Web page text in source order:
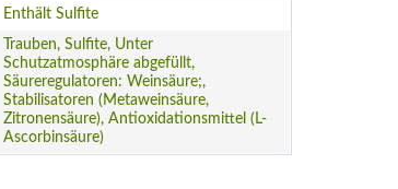
Enthält Sulfite
Trauben, Sulfite, Unter
Schutzatmosphäre abgefüllt,
Säureregulatoren: Weinsäure;,
Stabilisatoren (Metaweinsäure,
Zitronensäure), Antioxidationsmittel (L-
Ascorbinsäure)